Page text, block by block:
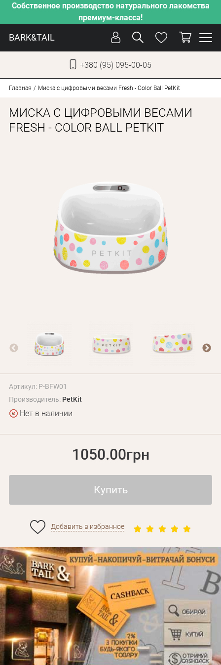
Собственное производство натурального лакомства
премиум-класса!
BARK&TAIL
+380 (95) 095-00-05
СОБАКИ
КОТЫ
Оплата и доставка
Программа лояльности
+380 (95) 095-00-05
Главная Миска с цифровыми весами Fresh - Color Ball PetKit
МИСКА С ЦИФРОВЫМИ ВЕСАМИ
FRESH - COLOR BALL PETKIT
Артикул: P-BFW01
Производитель: PetKit
Нет в наличии
1050.00грн
Купить
Добавить в избранное
Забыли пароль?
Личные данные